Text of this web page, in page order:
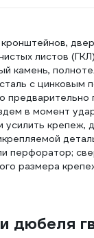
листов
камень,
с цинковым
в момент
усилить
перфоратор;
размера
дюбеля